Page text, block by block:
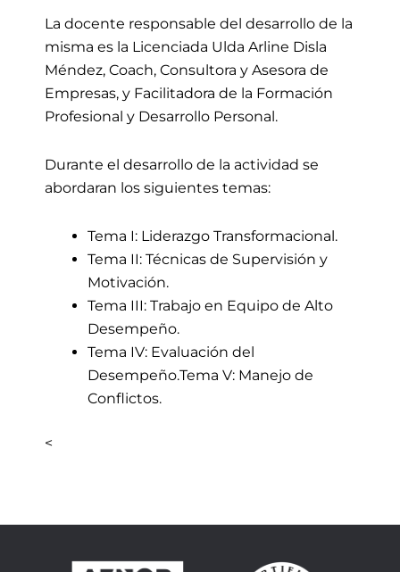
La docente responsable del desarrollo de la
misma es la Licenciada Ulda Arline Disla
Méndez, Coach, Consultora y Asesora de
Empresas, y Facilitadora de la Formación
Profesional y Desarrollo Personal.
Durante el desarrollo de la actividad se
abordaran los siguientes temas:
Tema I: Liderazgo Transformacional.
Tema II: Técnicas de Supervisión y
Motivación.
Tema III: Trabajo en Equipo de Alto
Desempeño.
Tema IV: Evaluación del
Desempeño.Tema V: Manejo de
Conflictos.
<